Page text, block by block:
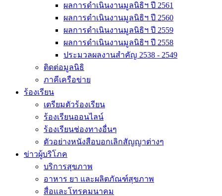
ผลการดำเนินงานมูลนิธิฯ ปี 2561
ผลการดำเนินงานมูลนิธิฯ ปี 2560
ผลการดำเนินงานมูลนิธิฯ ปี 2559
ผลการดำเนินงานมูลนิธิฯ ปี 2558
ประมวลผลงานสำคัญ 2538 - 2549
ติดต่อมูลนิธิ
ภาคีเครือข่าย
ร้องเรียน
เตรียมตัวร้องเรียน
ร้องเรียนออนไลน์
ร้องเรียนช่องทางอื่นๆ
ตัวอย่างหนังสือบอกเลิกสัญญาต่างๆ
ข่าวผู้บริโภค
บริการสุขภาพ
อาหาร ยา และผลิตภัณฑ์สุขภาพ
สื่อและโทรคมนาคม